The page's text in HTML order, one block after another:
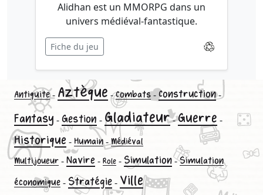
Alidhan est un MMORPG dans un
univers médiéval-fantastique.
Fiche du jeu
Antiquite- Aztèque -Combats-Construction-
Fantasy -Gestion - Gladiateur-Guerre -
Historique -Humain-Médiéval
Multijoueur -Navire - Role -Simulation-Simulation
économique- Stratégie- Ville